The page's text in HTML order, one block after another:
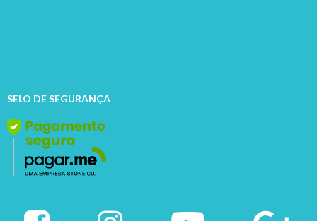
SELO DE SEGURANÇA